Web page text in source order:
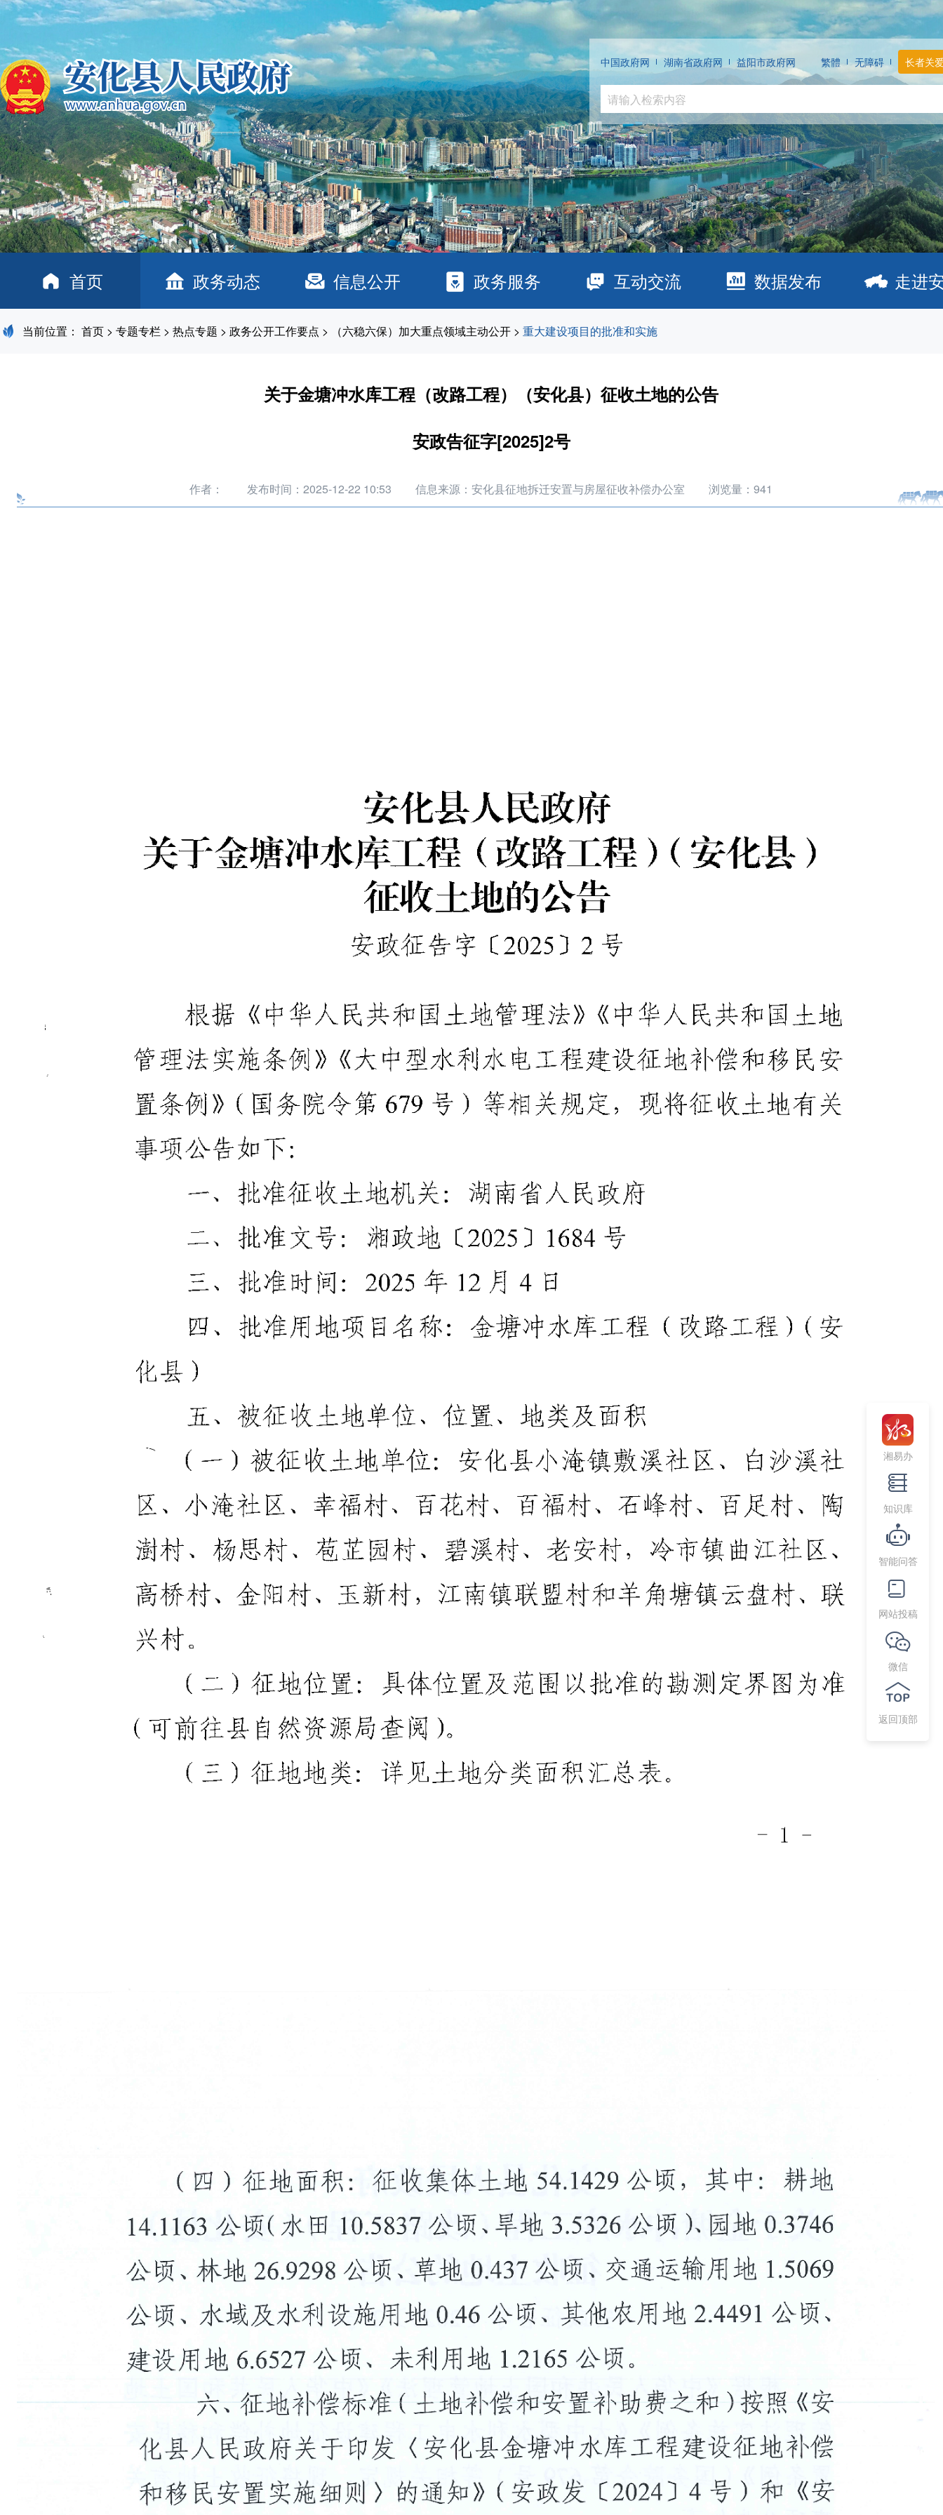
中国政府网 湖南省政府网 益阳市政府网 繁體 无障碍 长者关
首页 政务动态 信息公开 政务服务 互动交流 数据发布 走进
当前位置： 首页 > 专题专栏 > 热点专题 > 政务公开工作要点 > （六稳六保）加大重点领域主动公开 > 重大建设项目的批准和实施
关于金塘冲水库工程（改路工程）（安化县）征收土地的公告
安政告征字[2025]2号
作者： 发布时间：2025-12-22 10:53 信息来源：安化县征地拆迁安置与房屋征收补偿办公室 浏览量： 941
湘易办
知识库
智能问答
网站投稿
微信
返回顶部